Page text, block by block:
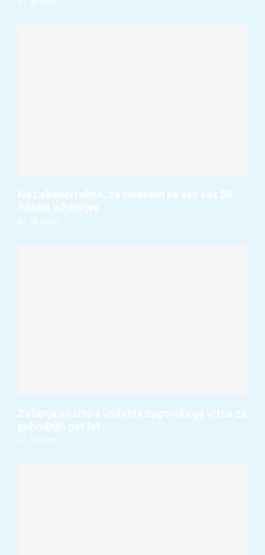
07. 08. 2026
Na Lakonci rohne, za volanom pa več kot 50
mladih inženirjev
07. 08. 2026
Začenja se izbira vodstva zagorskega vrtca za
prihodnjih pet let
07. 08. 2026